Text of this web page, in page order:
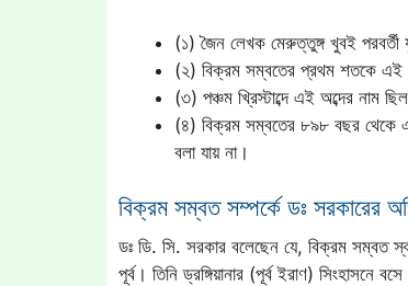
(১) জৈন লেখক মেরুত্তুঙ্গ খুবই পরবর্তী
(২) বিক্রম সম্বতের প্রথম শতকে এই
(৩) পঞ্চম খ্রিস্টাব্দে এই অব্দের নাম
(৪) বিক্রম সম্বতের ৮৯৮ বছর থেকে
বলা যায় না।
বিক্রম সম্বত সম্পর্কে ডঃ সরকারের
ডঃ ডি. সি. সরকার বলেছেন যে, বিক্রম সম্বত
পূর্ব। তিনি ড্রঙ্গিয়ানার (পূর্ব ইরাণ)